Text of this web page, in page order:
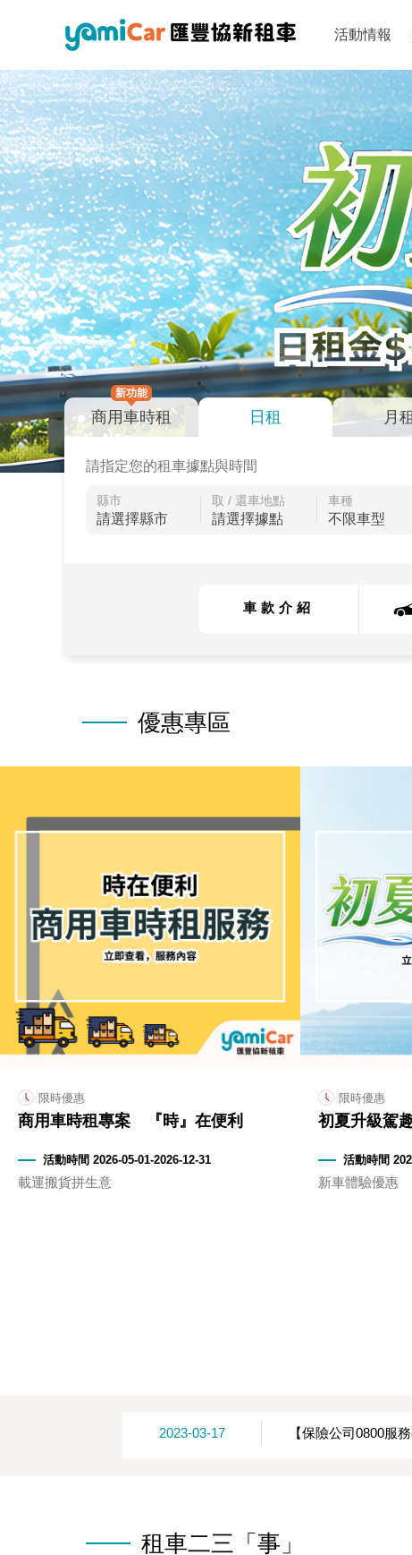
活動情報
新功能
商用車時租 日租 月
請指定您的租車據點與時間
縣市 取 / 還車地點 車種
車款介紹
優惠專區
限時優惠
商用車時租專案 『時』在便利
活動時間 2026-05-01-2026-12-31
載運搬貨拼生意
限時優惠
初夏升級駕
活動時間
新車體驗優惠
2023-03-17 【保險公司0800服務
租車二三「事」